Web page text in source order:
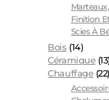
Finition
Scies À
Bois (14)
Céramique
Chauffage (22)